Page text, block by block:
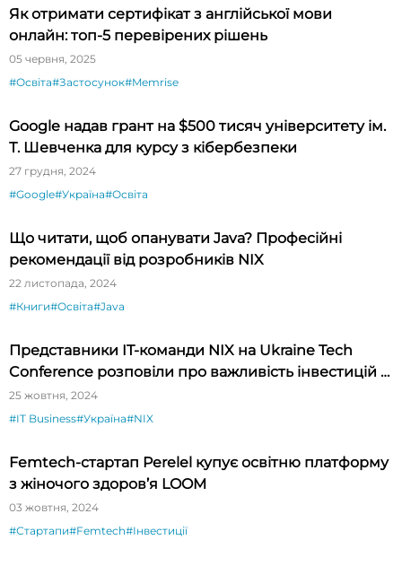
Як отримати сертифікат з англійської мови
онлайн: топ-5 перевірених рішень
05 червня, 2025
#Освіта#Застосунок#Memrise
Google надав грант на $500 тисяч університету ім.
Т. Шевченка для курсу з кібербезпеки
27 грудня, 2024
#Google#Україна#Освіта
Що читати, щоб опанувати Java? Професійні
рекомендації від розробників NIX
22 листопада, 2024
#Книги#Освіта#Java
Представники IT-команди NIX на Ukraine Tech
Conference розповіли про важливість інвестицій у
MilTech
25 жовтня, 2024
#IT Business#Україна#NIX
Femtech-стартап Perelel купує освітню платформу
з жіночого здоров’я LOOM
03 жовтня, 2024
#Стартапи#Femtech#Інвестиції